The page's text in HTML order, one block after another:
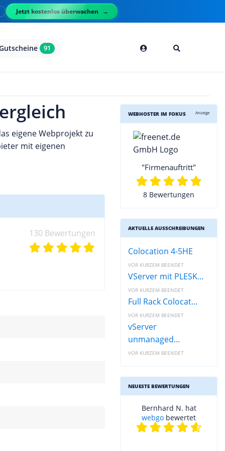
Jetzt kostenlos überwachen
91
eigene Webprojekt zu
mit eigenen
130 Bewertungen
WEBHOSTER IM FOKUS Anzeige
"Firmenauftritt"
8 Bewertungen
AKTUELLE AUSSCHREIBUNGEN
Colocation 4-5HE
VOR KURZEM BEENDET
VServer mit PLESK...
VOR KURZEM BEENDET
Full Rack Colocat...
VOR KURZEM BEENDET
vServer
unmanaged...
VOR KURZEM BEENDET
NEUESTE BEWERTUNGEN
Bernhard N. hat
webgo bewertet